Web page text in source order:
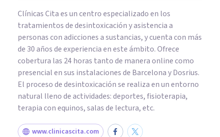
Clínicas Cita es un centro especializado en los
tratamientos de desintoxicación y asistencia a
personas con adicciones a sustancias, y cuenta con más
de 30 años de experiencia en este ámbito. Ofrece
cobertura las 24 horas tanto de manera online como
presencial en sus instalaciones de Barcelona y Dosrius.
El proceso de desintoxicación se realiza en un entorno
natural lleno de actividades: deportes, fisioterapia,
terapia con equinos, salas de lectura, etc.
www.clinicascita.com